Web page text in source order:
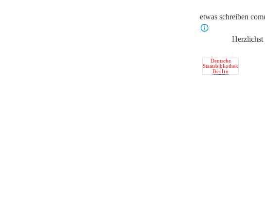
etwas schreiben
Herzlichst
Deutsche
Staatsbibliothek
Berlin